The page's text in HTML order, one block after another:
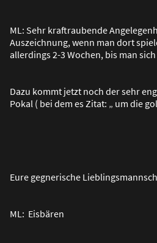
ML: Sehr kraftraubende
Auszeichnung, wenn man dort
allerdings 2-3 Wochen, bis man
Dazu kommt jetzt noch der sehr
Pokal ( bei dem es Zitat: „ um die
Eure gegnerische
ML: Eisbären